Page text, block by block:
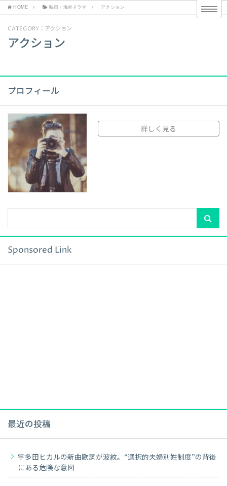
HOME 映画・海外ドラマ アクション
CATEGORY：アクション
アクション
プロフィール
詳しく見る
Sponsored Link
最近の投稿
宇多田ヒカルの新曲歌詞が波紋。“選択的夫婦別姓制度”の背後
にある危険な意図